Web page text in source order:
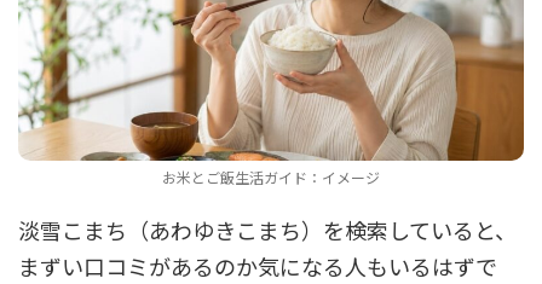
お米とご飯生活ガイド：イメージ
淡雪こまち（あわゆきこまち）を検索していると、
まずい口コミがあるのか気になる人もいるはずで